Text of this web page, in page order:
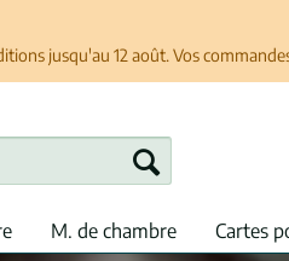
jusqu'au 12 août. Vos
M. de chambre Cartes